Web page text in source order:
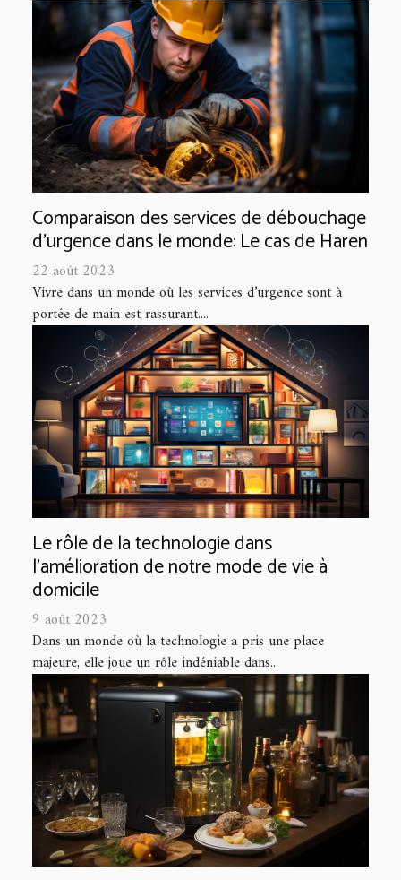
Comparaison des services de débouchage
d'urgence dans le monde: Le cas de Haren
22 août 2023
Vivre dans un monde où les services d’urgence sont à
portée de main est rassurant....
Le rôle de la technologie dans
l'amélioration de notre mode de vie à
domicile
9 août 2023
Dans un monde où la technologie a pris une place
majeure, elle joue un rôle indéniable dans...